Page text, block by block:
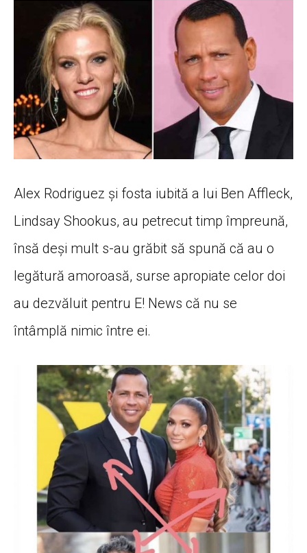
Alex Rodriguez și fosta iubită a lui Ben Affleck,
Lindsay Shookus, au petrecut timp împreună,
însă deși mult s-au grăbit să spună că au o
legătură amoroasă, surse apropiate celor doi
au dezvăluit pentru E! News că nu se
întâmplă nimic între ei.